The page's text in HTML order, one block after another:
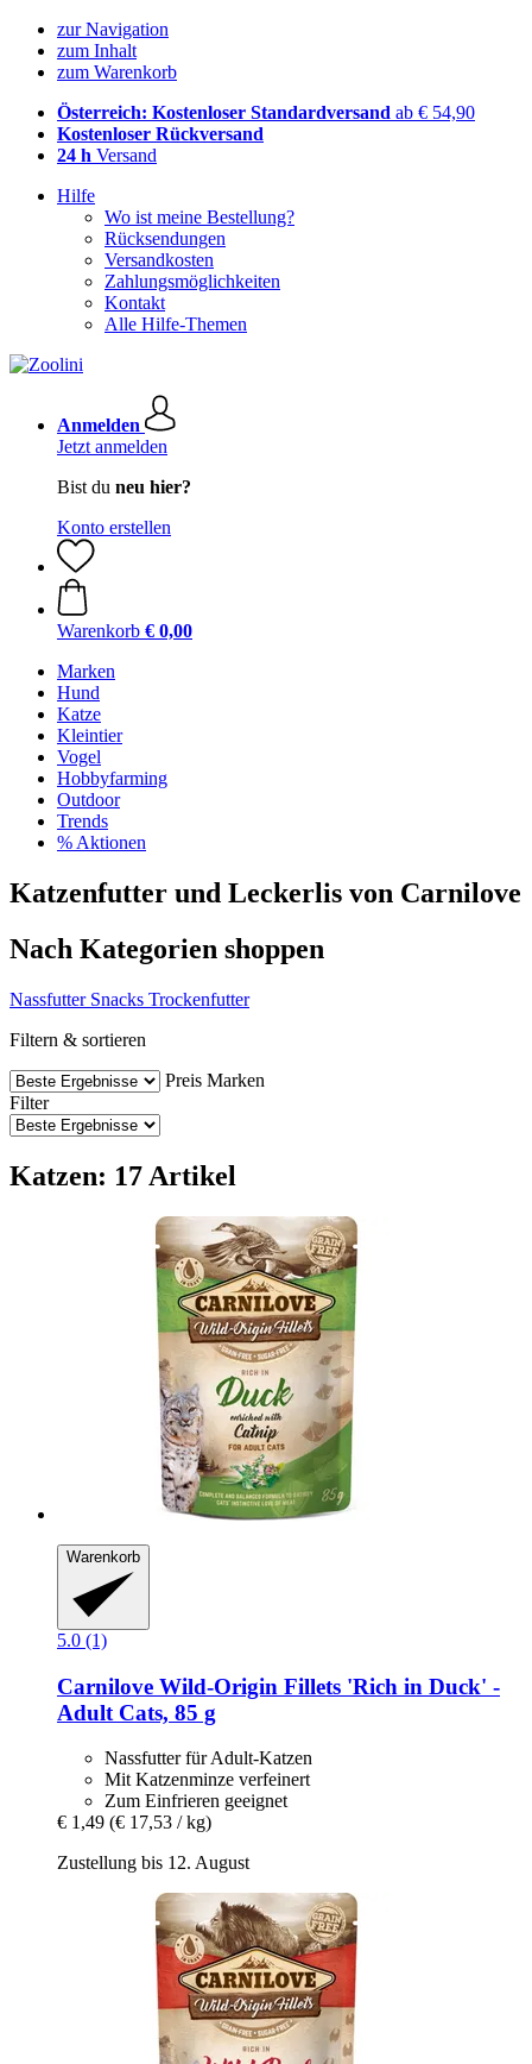
zur Navigation
zum Inhalt
zum Warenkorb
Österreich: Kostenloser Standardversand ab € 54,90
Kostenloser Rückversand
24 h Versand
Hilfe
Wo ist meine Bestellung?
Rücksendungen
Versandkosten
Zahlungsmöglichkeiten
Kontakt
Alle Hilfe-Themen
Anmelden
Jetzt anmelden
Bist du neu hier?
Konto erstellen
Warenkorb € 0,00
Marken
Hund
Katze
Kleintier
Vogel
Hobbyfarming
Outdoor
Trends
% Aktionen
Katzenfutter und Leckerlis von Carnilove
Nach Kategorien shoppen
Nassfutter Snacks Trockenfutter
Filtern & sortieren
Preis Marken
Filter
Katzen: 17 Artikel
Warenkorb
5.0 (1)
Carnilove Wild-​Origin Fillets 'Rich in Duck' -​
Adult Cats, 85 g
Nassfutter für Adult-Katzen
Mit Katzenminze verfeinert
Zum Einfrieren geeignet
€ 1,49 (€ 17,53 / kg)
Zustellung bis 12. August